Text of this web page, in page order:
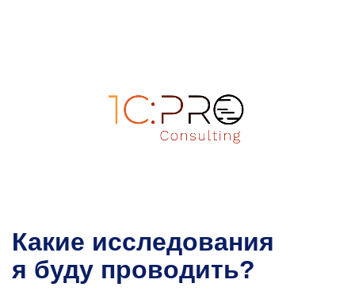
Какие исследования
я буду проводить?